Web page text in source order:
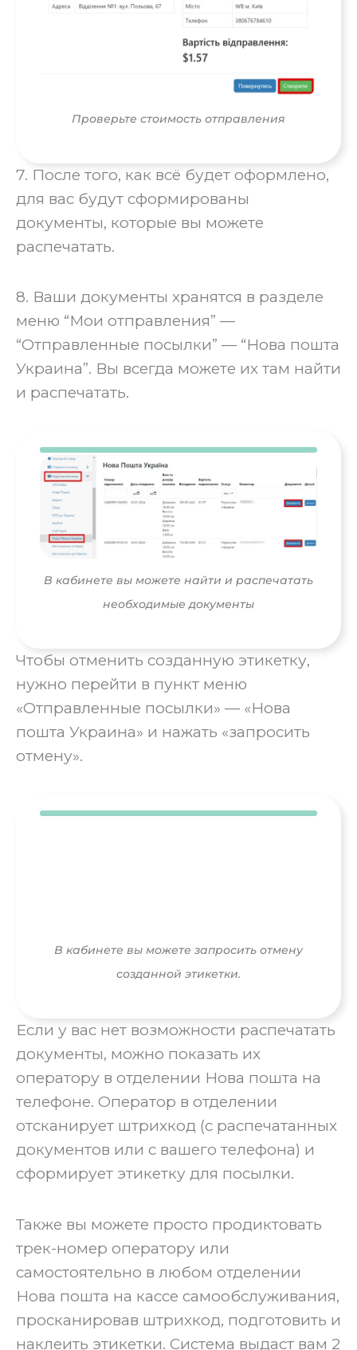
Проверьте стоимость отправления
7. После того, как всё будет оформлено,
для вас будут сформированы
документы, которые вы можете
распечатать.‍
8. Ваши документы хранятся в разделе
меню “Мои отправления” —
“Отправленные посылки” — “Нова пошта
Украина”. Вы всегда можете их там найти
и распечатать.
В кабинете вы можете найти и распечатать
необходимые документы
Чтобы отменить созданную этикетку,
нужно перейти в пункт меню
«Отправленные посылки» — «Нова
пошта Украина» и нажать «запросить
отмену».
В кабинете вы можете запросить отмену
созданной этикетки.
Если у вас нет возможности распечатать
документы, можно показать их
оператору в отделении Нова пошта на
телефоне. ‍Оператор в отделении
отсканирует штрихкод (с распечатанных
документов или с вашего телефона) и
сформирует этикетку для посылки.‍
Также вы можете просто продиктовать
трек-номер оператору или
самостоятельно в любом отделении
Нова пошта на кассе самообслуживания,
просканировав штрихкод, подготовить и
наклеить этикетки. Система выдаст вам 2